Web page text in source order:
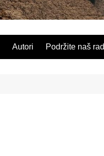
Autori Podržite naš rad